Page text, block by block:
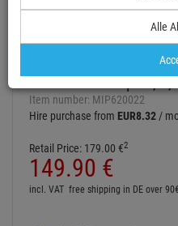
Mipro MU-57HS-1P -
Nackenbügelmikrofon
Kondensatorkapsel,
Item number: MIP620022
Hire purchase from EUR8.32 /
Retail Price: 179.00 €2
149.90 €
incl. VAT free shipping in DE over 90€
Alle